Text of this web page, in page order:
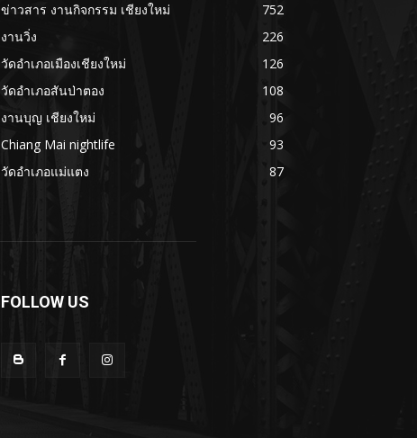
ข่าวสาร งานกิจกรรม เชียงใหม่
752
งานวิ่ง
226
วัดอำเภอเมืองเชียงใหม่
126
วัดอำเภอสันป่าตอง
108
งานบุญ เชียงใหม่
96
Chiang Mai nightlife
93
วัดอำเภอแม่แตง
87
FOLLOW US